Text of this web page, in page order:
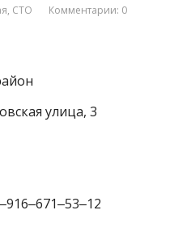
, СТО Комментарии: 0
улица, 3